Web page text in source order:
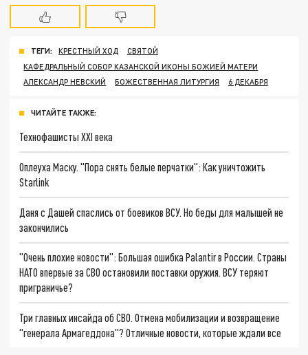
ТЕГИ: КРЕСТНЫЙ ХОД
СВЯТОЙ
КАФЕДРАЛЬНЫЙ СОБОР КАЗАНСКОЙ ИКОНЫ БОЖИЕЙ МАТЕРИ
АЛЕКСАНДР НЕВСКИЙ
БОЖЕСТВЕННАЯ ЛИТУРГИЯ 6 ДЕКАБРЯ
ЧИТАЙТЕ ТАКЖЕ:
Технофашисты XXI века
Оплеуха Маску. "Пора снять белые перчатки": Как уничтожить
Starlink
Даня с Дашей спаслись от боевиков ВСУ. Но беды для малышей не
закончились
"Очень плохие новости": Большая ошибка Palantir в России. Страны
НАТО впервые за СВО остановили поставки оружия. ВСУ теряют
приграничье?
Три главных инсайда об СВО. Отмена мобилизации и возвращение
"генерала Армагеддона"? Отличные новости, которые ждали все